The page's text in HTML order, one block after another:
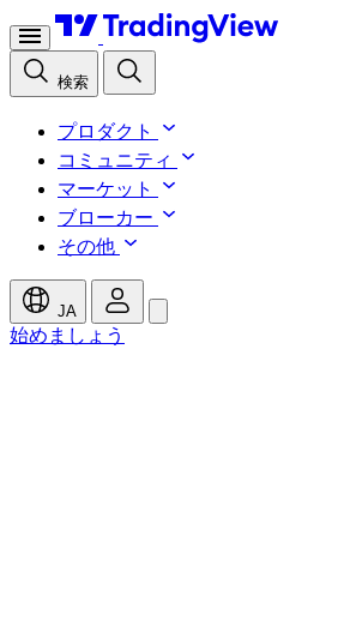
検索
プロダクト
コミュニティ
マーケット
ブローカー
その他
JA
始めましょう